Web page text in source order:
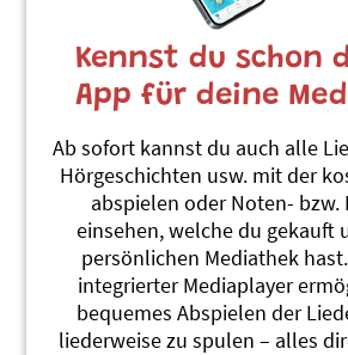
Funlight
SSASSA
Schnabelwetzer 4
#Fremdsprachen #Tanzen
De Schlüssel
SSASSA
Schnabelwetzer 4
#Gefühle
Aus dem Fluss
Gerda Bächli
Dumpa Du
#Herbst #Nebel
#Gefühle
Kennst du schon
App für deine
Ab sofort kannst du auch alle
Hörgeschichten usw. mit der
abspielen oder Noten-
einsehen, welche du gekauft
persönlichen Mediathek
integrierter Mediaplayer
bequemes Abspielen der
liederweise zu spulen – alles